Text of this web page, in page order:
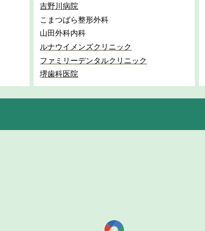
吉野川病院
こまつばら整形外科
山田外科内科
ルナウイメンズクリニック
ファミリーデンタルクリニック
堺歯科医院